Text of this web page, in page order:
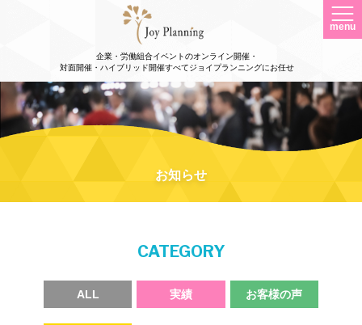
企業・労働組合イベントのオンライン開催・
対面開催・ハイブリッド開催すべてジョイプランニングにお任せ
menu
お知らせ
CATEGORY
ALL 実績 お客様の声